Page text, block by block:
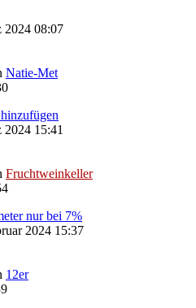
2024 08:07
Natie-Met
2024 15:41
Fruchtweinkeller
nur bei 7%
2024 15:37
12er